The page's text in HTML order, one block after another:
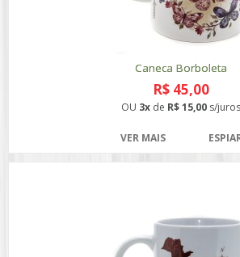
Caneca Borboleta
R$ 45,00
OU 3x de R$ 15,00 s/juros
VER MAIS